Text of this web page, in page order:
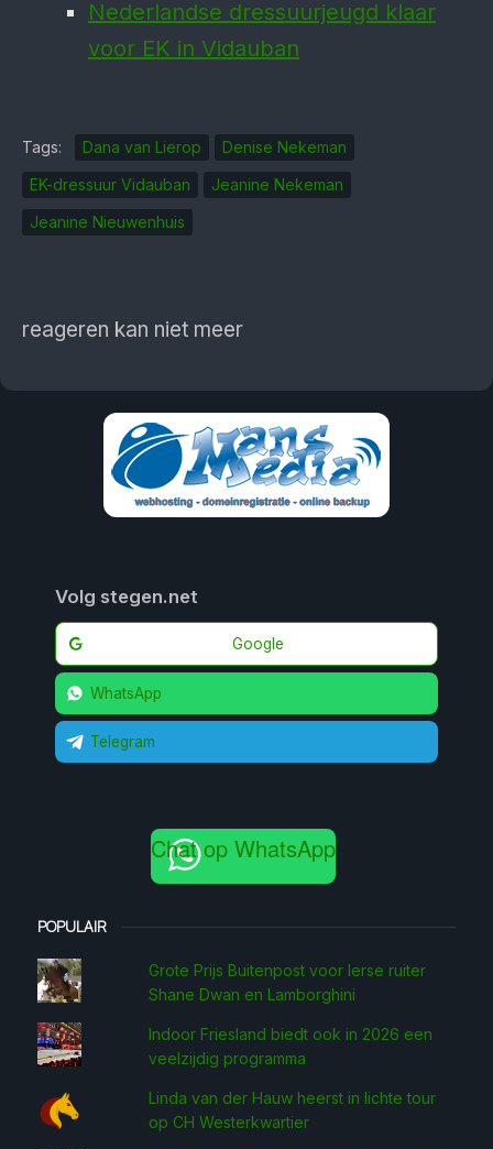
Nederlandse dressuurjeugd klaar
voor EK in Vidauban
Tags: Dana van Lierop
Denise Nekeman
EK-dressuur Vidauban
Jeanine Nekeman
Jeanine Nieuwenhuis
reageren kan niet meer
Volg stegen.net
Google
WhatsApp
Telegram
Chat op WhatsApp
POPULAIR
Grote Prijs Buitenpost voor Ierse ruiter
Shane Dwan en Lamborghini
Indoor Friesland biedt ook in 2026 een
veelzijdig programma
Linda van der Hauw heerst in lichte tour
op CH Westerkwartier